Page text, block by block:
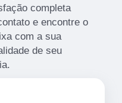
completa
e encontre o
com a sua
de seu